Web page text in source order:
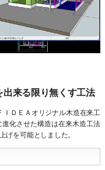
来る限り無くす工法
ＩＤＥＡオリジナル木造在来工
化させた構造は在来木造工法
げを可能としました。